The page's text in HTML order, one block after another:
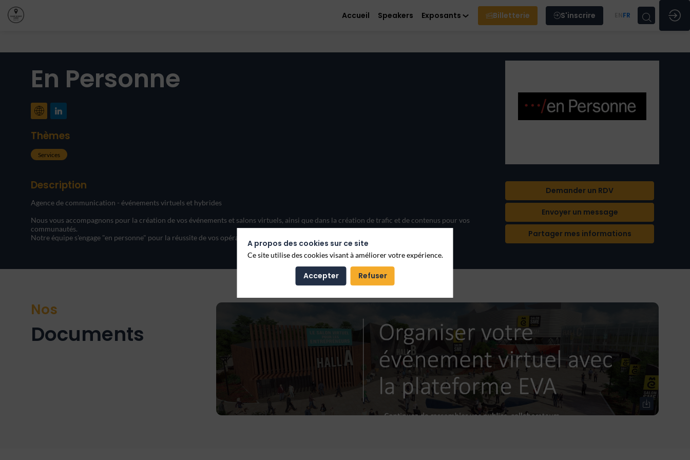
Accueil Speakers Exposants Billetterie S'inscrire FR
En Personne
Thèmes
Services
Demander un RDV
Envoyer un message
Partager mes informations
Description
Agence de communication - événements virtuels et hybrides
Nous vous accompagnons pour la création de vos événements et salons virtuels, ainsi que dans la création de trafic et de contenus pour vos
communautés.
Nos
Documents Nos événements 3D
A propos des cookies sur ce site
Ce site utilise des cookies visant à améliorer votre expérience.
Accepter Refuser